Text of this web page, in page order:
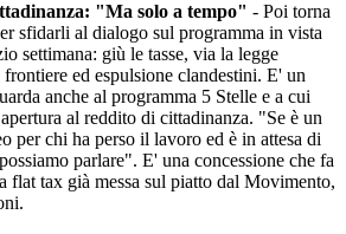
"Ma solo a tempo" - Poi torna
sfidarli al dialogo sul programma in vista
settimana: giù le tasse, via la legge
ed espulsione clandestini. E' un
anche al programma 5 Stelle e a cui
al reddito di cittadinanza. "Se è un
per chi ha perso il lavoro ed è in attesa di
parlare". E' una concessione che fa
flat tax già messa sul piatto dal Movimento,